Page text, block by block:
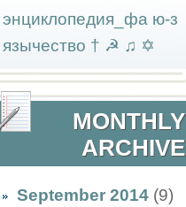
энциклопедия_фа ю-з
язычество † ☭ ♫ ✡
MONTHLY
ARCHIVE
September 2014 (9)